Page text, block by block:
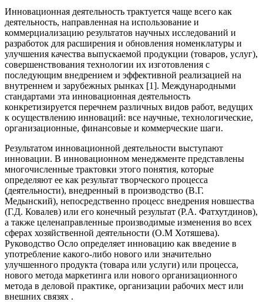
Инновационная деятельность трактуется чаще всего как
деятельность, направленная на использование и
коммерциализацию результатов научных исследований и
разработок для расширения и обновления номенклатуры и
улучшения качества выпускаемой продукции (товаров, услуг),
совершенствования технологии их изготовления с
последующим внедрением и эффективной реализацией на
внутреннем и зарубежных рынках [1]. Международными
стандартами эта инновационная деятельность
конкретизируется перечнем различных видов работ, ведущих
к осуществлению инноваций: все научные, технологические,
организационные, финансовые и коммерческие шаги.
Результатом инновационной деятельности выступают
инновации. В инновационном менеджменте представлены
многочисленные трактовки этого понятия, которые
определяют ее как результат творческого процесса
(деятельности), внедренный в производство (В.Г.
Медынский), непосредственно процесс внедрения новшества
(Г.Д. Ковалев) или его конечный результат (Р.А. Фатхутдинов),
а также целенаправленные производимые изменения во всех
сферах хозяйственной деятельности (О.М Хотяшева).
Руководство Осло определяет инновацию как введение в
употребление какого-либо нового или значительно
улучшенного продукта (товара или услуги) или процесса,
нового метода маркетинга или нового организационного
метода в деловой практике, организации рабочих мест или
внешних связях .